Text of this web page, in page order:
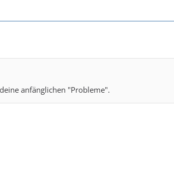
anfänglichen "Probleme".